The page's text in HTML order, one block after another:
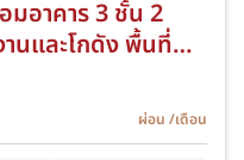
มอาคาร 3 ชั้น 2
านและโกดัง พื้นที่
ผ่อน /เดือน